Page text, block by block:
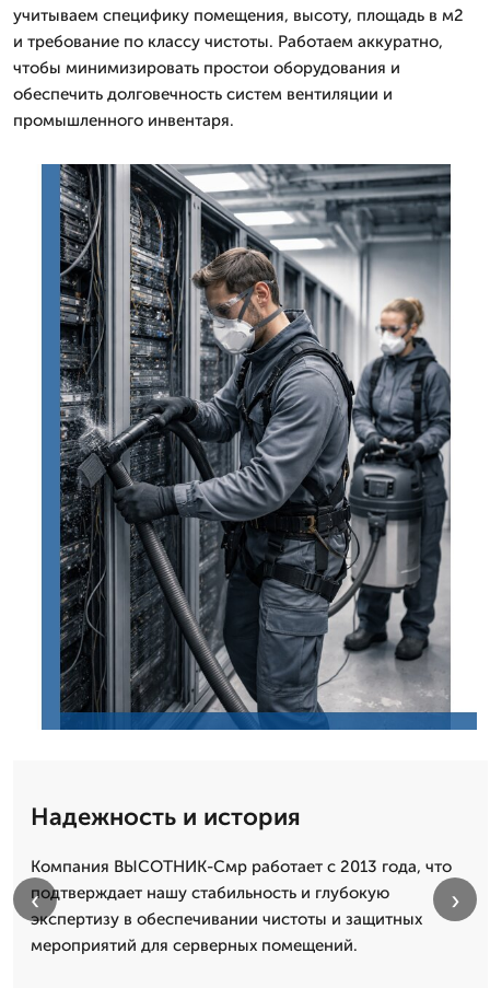
учитываем специфику помещения, высоту, площадь в м2
и требование по классу чистоты. Работаем аккуратно,
чтобы минимизировать простои оборудования и
обеспечить долговечность систем вентиляции и
промышленного инвентаря.
Надежность и история
Компания ВЫСОТНИК-Смр работает с 2013 года, что
подтверждает нашу стабильность и глубокую
экспертизу в обеспечивании чистоты и защитных
мероприятий для серверных помещений.
‹ ›